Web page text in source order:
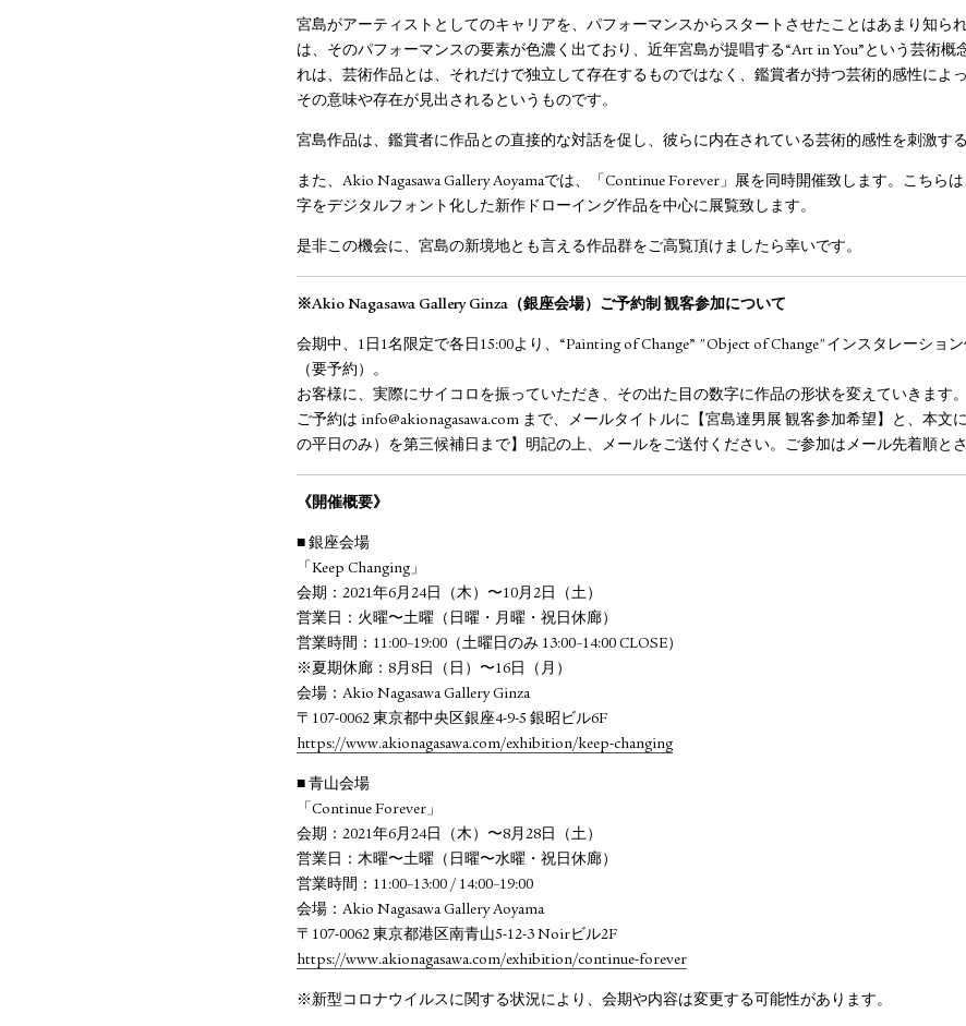
宮島がアーティストとしてのキャリアを、パフォーマンスからスタートさせたことはあまり知ら
は、そのパフォーマンスの要素が色濃く出ており、近年宮島が提唱する“Art in You”という芸術概
れは、芸術作品とは、それだけで独立して存在するものではなく、鑑賞者が持つ芸術的感性によ
その意味や存在が見出されるというものです。
宮島作品は、鑑賞者に作品との直接的な対話を促し、彼らに内在されている芸術的感性を刺激す
また、Akio Nagasawa Gallery Aoyamaでは、「Continue Forever」展を同時開催致します。こちら
字をデジタルフォント化した新作ドローイング作品を中心に展覧致します。
是非この機会に、宮島の新境地とも言える作品群をご高覧頂けましたら幸いです。
※Akio Nagasawa Gallery Ginza（銀座会場）ご予約制 観客参加について
会期中、1日1名限定で各日15:00より、“Painting of Change” "Object of Change"インスタレーショ
（要予約）。
お客様に、実際にサイコロを振っていただき、その出た目の数字に作品の形状を変えていきます。
ご予約は info@akionagasawa.com まで、メールタイトルに【宮島達男展 観客参加希望】と、本文
の平日のみ）を第三候補日まで】明記の上、メールをご送付ください。ご参加はメール先着順と
《開催概要》
■ 銀座会場
「Keep Changing」
会期：2021年6月24日（木）〜10月2日（土）
営業日：火曜〜土曜（日曜・月曜・祝日休廊）
営業時間：11:00–19:00（土曜日のみ 13:00–14:00 CLOSE）
※夏期休廊：8月8日（日）〜16日（月）
会場：Akio Nagasawa Gallery Ginza
〒107-0062 東京都中央区銀座4-9-5 銀昭ビル6F
https://www.akionagasawa.com/exhibition/keep-changing
■ 青山会場
「Continue Forever」
会期：2021年6月24日（木）〜8月28日（土）
営業日：木曜〜土曜（日曜〜水曜・祝日休廊）
営業時間：11:00–13:00 / 14:00–19:00
会場：Akio Nagasawa Gallery Aoyama
〒107-0062 東京都港区南青山5-12-3 Noirビル2F
https://www.akionagasawa.com/exhibition/continue-forever
※新型コロナウイルスに関する状況により、会期や内容は変更する可能性があります。